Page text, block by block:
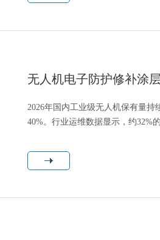
无人机电子防护修补涂
2026年国内工业级无人机保有量
40%。行业运维数据显示，约32%